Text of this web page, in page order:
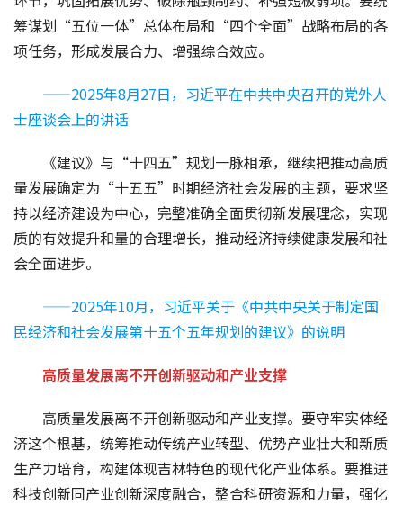
筹谋划“五位一体”总体布局和“四个全面”战略布局的各
项任务，形成发展合力、增强综合效应。
——2025年8月27日，习近平在中共中央召开的党外人
士座谈会上的讲话
《建议》与“十四五”规划一脉相承，继续把推动高质
量发展确定为“十五五”时期经济社会发展的主题，要求坚
持以经济建设为中心，完整准确全面贯彻新发展理念，实现
质的有效提升和量的合理增长，推动经济持续健康发展和社
会全面进步。
——2025年10月，习近平关于《中共中央关于制定国
民经济和社会发展第十五个五年规划的建议》的说明
高质量发展离不开创新驱动和产业支撑
高质量发展离不开创新驱动和产业支撑。要守牢实体经
济这个根基，统筹推动传统产业转型、优势产业壮大和新质
生产力培育，构建体现吉林特色的现代化产业体系。要推进
科技创新同产业创新深度融合，整合科研资源和力量，强化